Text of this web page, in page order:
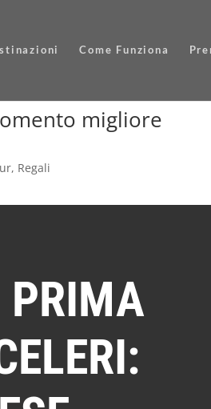
Come Funziona
migliore
, Regali
PRIMA